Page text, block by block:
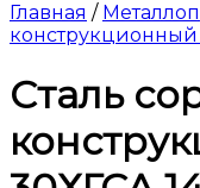
Главная /
конструкционный
Сталь